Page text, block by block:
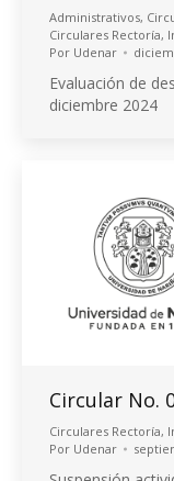
Administrativos,
Circulares Rectoría,
Por Udenar
Evaluación de
diciembre 2024
Circular No.
Circulares Rectoría,
Por Udenar